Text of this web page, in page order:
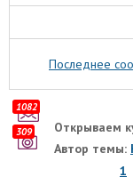
Последнее
Открываем
Автор темы:
1
1082
309